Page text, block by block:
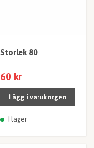
Storlek 80
60 kr
Lägg i varukorgen
I lager